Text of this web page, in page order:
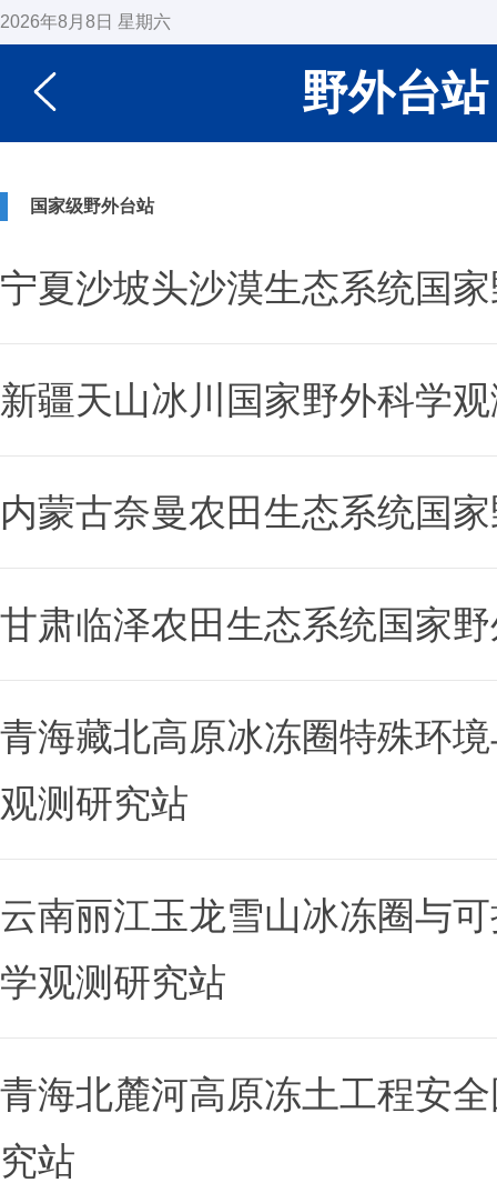
2026年8月8日 星期六
野外台站
国家级野外台站
宁夏沙坡头沙漠生态系统国
新疆天山冰川国家野外科学
内蒙古奈曼农田生态系统国
甘肃临泽农田生态系统国家
青海藏北高原冰冻圈特殊环
观测研究站
云南丽江玉龙雪山冰冻圈与
学观测研究站
青海北麓河高原冻土工程安
究站